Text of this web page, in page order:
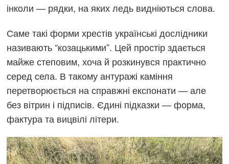
інколи — рядки, на яких ледь видніються слова.
Саме такі форми хрестів українські дослідники
називають “козацькими”. Цей простір здається
майже степовим, хоча й розкинувся практично
серед села. В такому антуражі каміння
перетворюється на справжні експонати — але
без вітрин і підписів. Єдині підказки — форма,
фактура та вицвілі літери.